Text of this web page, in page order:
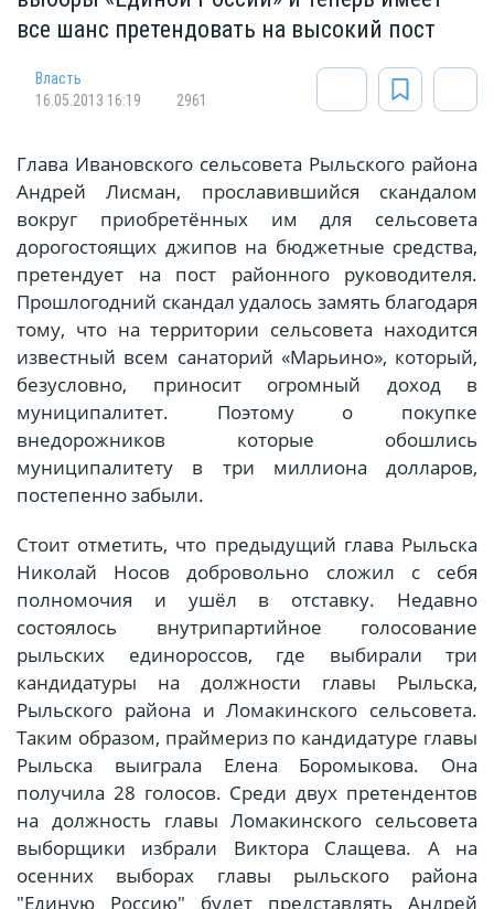
все шанс претендовать на высокий пост
Власть
16.05.2013 16:19
2961
Глава Ивановского сельсовета Рыльского района
Андрей Лисман, прославившийся скандалом
вокруг приобретённых им для сельсовета
дорогостоящих джипов на бюджетные средства,
претендует на пост районного руководителя.
Прошлогодний скандал удалось замять благодаря
тому, что на территории сельсовета находится
известный всем санаторий «Марьино», который,
безусловно, приносит огромный доход в
муниципалитет. Поэтому о покупке
внедорожников которые обошлись
муниципалитету в три миллиона долларов,
постепенно забыли.
Стоит отметить, что предыдущий глава Рыльска
Николай Носов добровольно сложил с себя
полномочия и ушёл в отставку. Недавно
состоялось внутрипартийное голосование
рыльских единороссов, где выбирали три
кандидатуры на должности главы Рыльска,
Рыльского района и Ломакинского сельсовета.
Таким образом, праймериз по кандидатуре главы
Рыльска выиграла Елена Боромыкова. Она
получила 28 голосов. Среди двух претендентов
на должность главы Ломакинского сельсовета
выборщики избрали Виктора Слащева. А на
осенних выборах главы рыльского района
"Единую Россию" будет представлять Андрей